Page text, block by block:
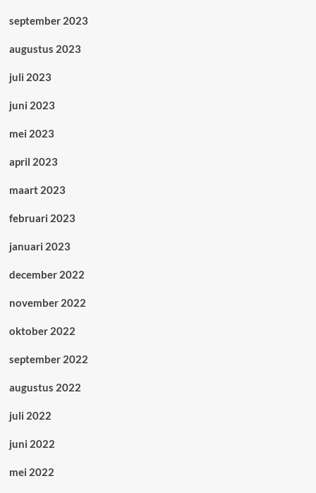
september 2023
augustus 2023
juli 2023
juni 2023
mei 2023
april 2023
maart 2023
februari 2023
januari 2023
december 2022
november 2022
oktober 2022
september 2022
augustus 2022
juli 2022
juni 2022
mei 2022